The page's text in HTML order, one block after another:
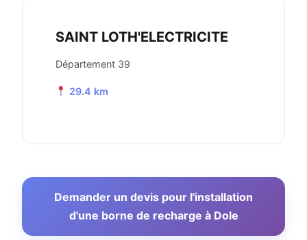
SAINT LOTH'ELECTRICITE
Département 39
29.4 km
Demander un devis pour l'installation
d'une borne de recharge à Dole